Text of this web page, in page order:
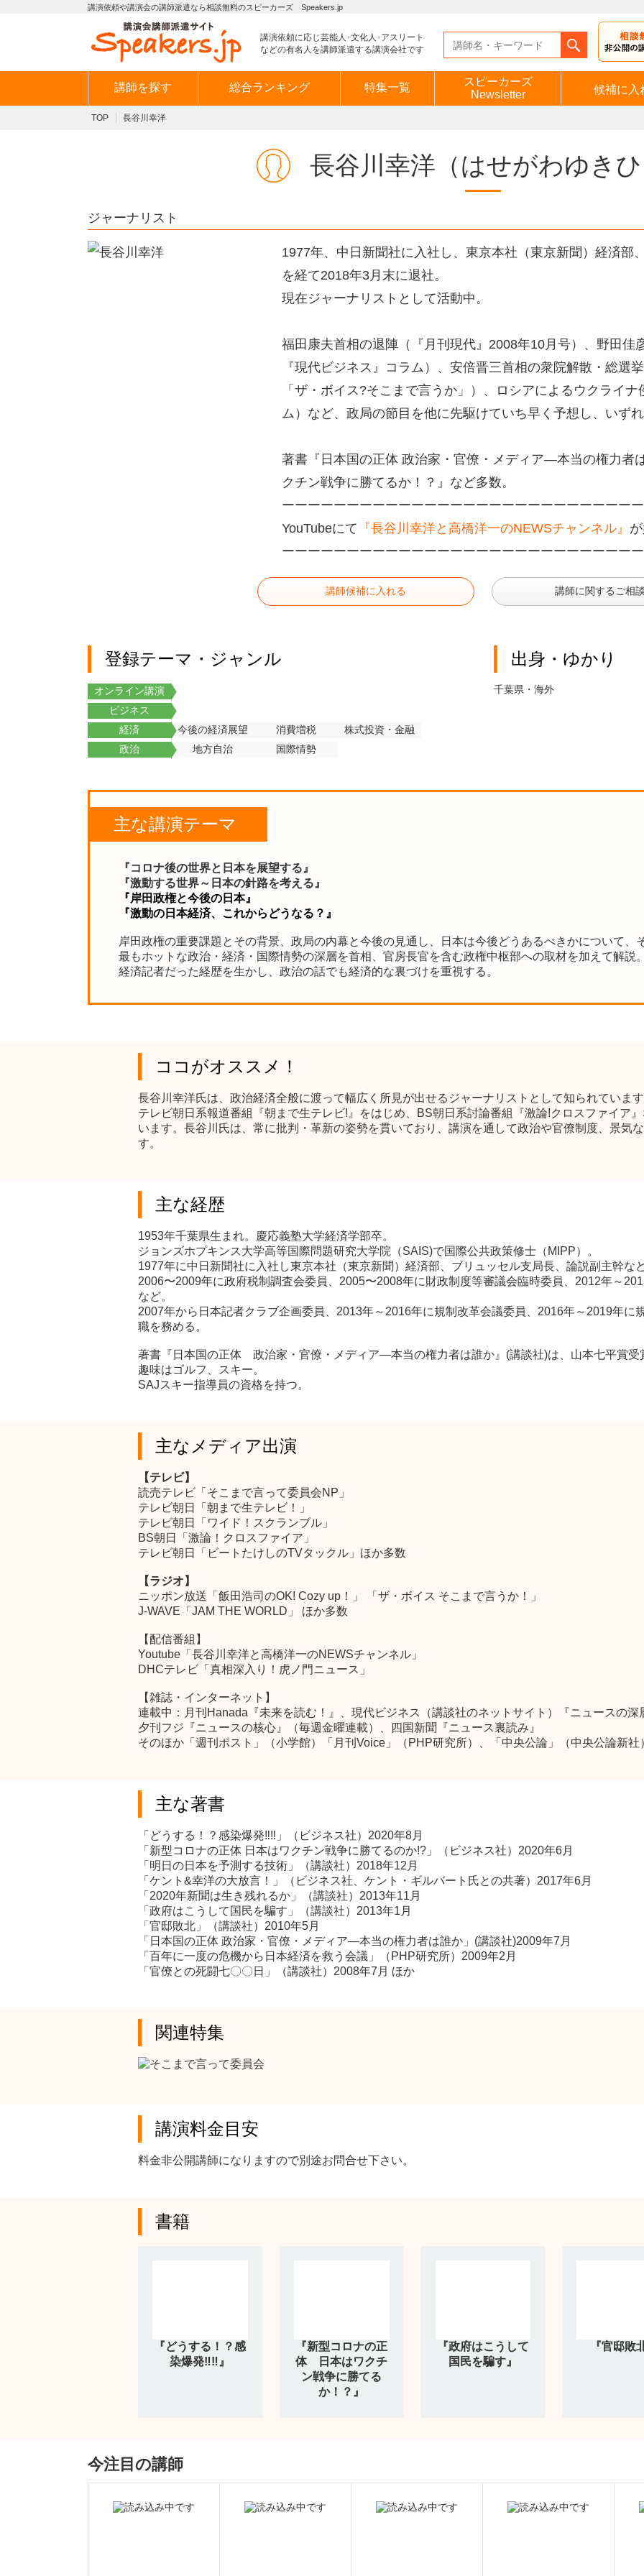
講演依頼や講演会の講師派遣なら相談無料のスピーカーズ Speakers.jp
講演依頼に応じ芸能人･文化人･アスリート
などの有名人を講師派遣する講演会社です
講師を探す 総合ランキング 特集一覧
スピーカーズ
Newsletter
候補に入
TOP 長谷川幸洋
長谷川幸洋 （はせがわゆきひ
ジャーナリスト
1977年、中日新聞社に入社し、東京本社（東京新聞）経済部
を経て2018年3月末に退社。
現在ジャーナリストとして活動中。
福田康夫首相の退陣（『月刊現代』2008年10月号）、野田佳
『現代ビジネス』コラム）、安倍晋三首相の衆院解散・総選
「ザ・ボイス?そこまで言うか」）、ロシアによるウクライ
ム）など、政局の節目を他に先駆けていち早く予想し、いず
著書『日本国の正体 政治家・官僚・メディア—本当の権力
クチン戦争に勝てるか！？』など多数。
ーーーーーーーーーーーーーーーーーーーーーーーーーーー
YouTubeにて 『長谷川幸洋と高橋洋一のNEWSチャンネル』
ーーーーーーーーーーーーーーーーーーーーーーーーーーー
講師候補に入れる 講師に関するご相談
登録テーマ・ジャンル
オンライン講演
ビジネス
経済
今後の経済展望 消費増税
株式投資・金融
政治
地方自治 国際情勢
出身・ゆかり
千葉県・海外
主な講演テーマ
『コロナ後の世界と日本を展望する』
『激動する世界～日本の針路を考える』
『岸田政権と今後の日本』
『激動の日本経済、これからどうなる？』
岸田政権の重要課題とその背景、政局の内幕と今後の見通し、日本は今後どうあるべきかについて、
最もホットな政治・経済・国際情勢の深層を首相、官房長官を含む政権中枢部への取材を加えて解説。
経済記者だった経歴を生かし、政治の話でも経済的な裏づけを重視する。
ココがオススメ！
長谷川幸洋氏は、政治経済全般に渡って幅広く所見が出せるジャーナリストとして知られています
テレビ朝日系報道番組『朝まで生テレビ!』をはじめ、BS朝日系討論番組『激論!クロスファイア
います。長谷川氏は、常に批判・革新の姿勢を貫いており、講演を通して政治や官僚制度、景気
す。
主な経歴
1953年千葉県生まれ。慶応義塾大学経済学部卒。
ジョンズホプキンス大学高等国際問題研究大学院（SAIS)で国際公共政策修士（MIPP）。
1977年に中日新聞社に入社し東京本社（東京新聞）経済部、ブリュッセル支局長、論説副主幹な
2006〜2009年に政府税制調査会委員、2005〜2008年に財政制度等審議会臨時委員、2012年～
など。
2007年から日本記者クラブ企画委員、2013年～2016年に規制改革会議委員、2016年～2019年に
職を務める。
著書『日本国の正体 政治家・官僚・メディア―本当の権力者は誰か』(講談社)は、山本七平賞受
趣味はゴルフ、スキー。
SAJスキー指導員の資格を持つ。
主なメディア出演
【テレビ】
読売テレビ「そこまで言って委員会NP」
テレビ朝日「朝まで生テレビ！」
テレビ朝日「ワイド！スクランブル」
BS朝日「激論！クロスファイア」
テレビ朝日「ビートたけしのTVタックル」ほか多数
【ラジオ】
ニッポン放送「飯田浩司のOK! Cozy up！」 「ザ・ボイス そこまで言うか！」
J-WAVE「JAM THE WORLD」 ほか多数
【配信番組】
Youtube「長谷川幸洋と高橋洋一のNEWSチャンネル」
DHCテレビ「真相深入り！虎ノ門ニュース」
【雑誌・インターネット】
連載中：月刊Hanada『未来を読む！』、現代ビジネス（講談社のネットサイト）『ニュースの深
夕刊フジ『ニュースの核心』（毎週金曜連載）、四国新聞『ニュース裏読み』
そのほか「週刊ポスト」（小学館）「月刊Voice」（PHP研究所）、「中央公論」（中央公論新社
主な著書
「どうする！？感染爆発‼‼」（ビジネス社）2020年8月
「新型コロナの正体 日本はワクチン戦争に勝てるのか!?」（ビジネス社）2020年6月
「明日の日本を予測する技術」（講談社）2018年12月
「ケント&幸洋の大放言！」（ビジネス社、ケント・ギルバート氏との共著）2017年6月
「2020年新聞は生き残れるか」（講談社）2013年11月
「政府はこうして国民を騙す」（講談社）2013年1月
「官邸敗北」（講談社）2010年5月
「日本国の正体 政治家・官僚・メディア—本当の権力者は誰か」(講談社)2009年7月
「百年に一度の危機から日本経済を救う会議」（PHP研究所）2009年2月
「官僚との死闘七〇〇日」（講談社）2008年7月 ほか
関連特集
講演料金目安
料金非公開講師になりますので別途お問合せ下さい。
書籍
『どうする！？感
染爆発‼‼』
『新型コロナの正
体 日本はワクチ
ン戦争に勝てる
か！？』
『政府はこうして
国民を騙す』
『官邸敗
今注目の講師